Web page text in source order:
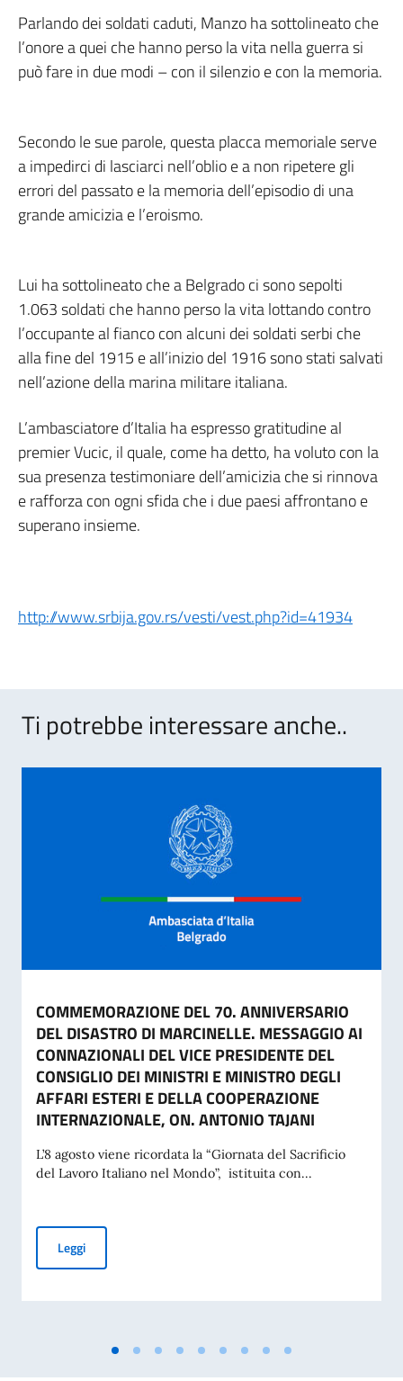
Parlando dei soldati caduti, Manzo ha sottolineato che
l’onore a quei che hanno perso la vita nella guerra si
può fare in due modi – con il silenzio e con la memoria.
Secondo le sue parole, questa placca memoriale serve
a impedirci di lasciarci nell’oblio e a non ripetere gli
errori del passato e la memoria dell’episodio di una
grande amicizia e l’eroismo.
Lui ha sottolineato che a Belgrado ci sono sepolti
1.063 soldati che hanno perso la vita lottando contro
l’occupante al fianco con alcuni dei soldati serbi che
alla fine del 1915 e all’inizio del 1916 sono stati salvati
nell’azione della marina militare italiana.
L’ambasciatore d’Italia ha espresso gratitudine al
premier Vucic, il quale, come ha detto, ha voluto con la
sua presenza testimoniare dell’amicizia che si rinnova
e rafforza con ogni sfida che i due paesi affrontano e
superano insieme.
http://www.srbija.gov.rs/vesti/vest.php?id=41934
Ti potrebbe interessare anche..
COMMEMORAZIONE DEL 70. ANNIVERSARIO
DEL DISASTRO DI MARCINELLE. MESSAGGIO AI
CONNAZIONALI DEL VICE PRESIDENTE DEL
CONSIGLIO DEI MINISTRI E MINISTRO DEGLI
AFFARI ESTERI E DELLA COOPERAZIONE
INTERNAZIONALE, ON. ANTONIO TAJANI
L’8 agosto viene ricordata la “Giornata del Sacrificio
del Lavoro Italiano nel Mondo”, istituita con...
LeggiCOMMEMORAZIONE DEL 70. ANNIVERSARIO DEL